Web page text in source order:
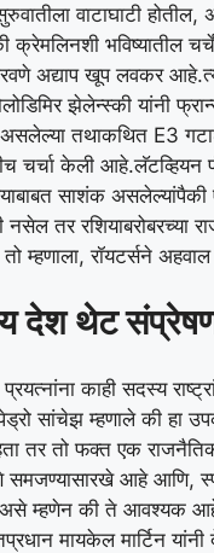
वाटाघाटी होतील,
क्रेमलिनशी भविष्यातील
अद्याप खूप लवकर आहे.
झेलेन्स्की यांनी
तथाकथित E3
चर्चा केली आहे.लॅटव्हियन
साशंक असलेल्यांपैकी
नसेल तर
म्हणाला, रॉयटर्सने अहवाल
देश थेट
काही सदस्य
सांचेझ म्हणाले की हा
तर तो फक्त एक
समजण्यासारखे आहे आणि,
असे म्हणेन की ते आवश्यक
मायकेल मार्टिन यांनी